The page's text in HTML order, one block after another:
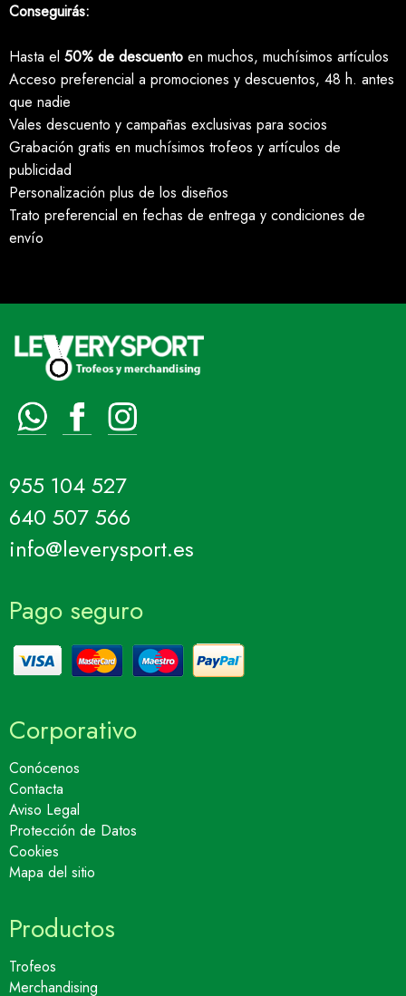
Conseguirás:
Hasta el 50% de descuento en muchos, muchísimos artículos
Acceso preferencial a promociones y descuentos, 48 h. antes
que nadie
Vales descuento y campañas exclusivas para socios
Grabación gratis en muchísimos trofeos y artículos de
publicidad
Personalización plus de los diseños
Trato preferencial en fechas de entrega y condiciones de
envío
955 104 527
640 507 566
info@leverysport.es
Pago seguro
Corporativo
Conócenos
Contacta
Aviso Legal
Protección de Datos
Cookies
Mapa del sitio
Productos
Trofeos
Merchandising